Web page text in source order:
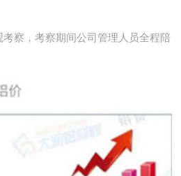
察，考察期间公司管理人员全程陪